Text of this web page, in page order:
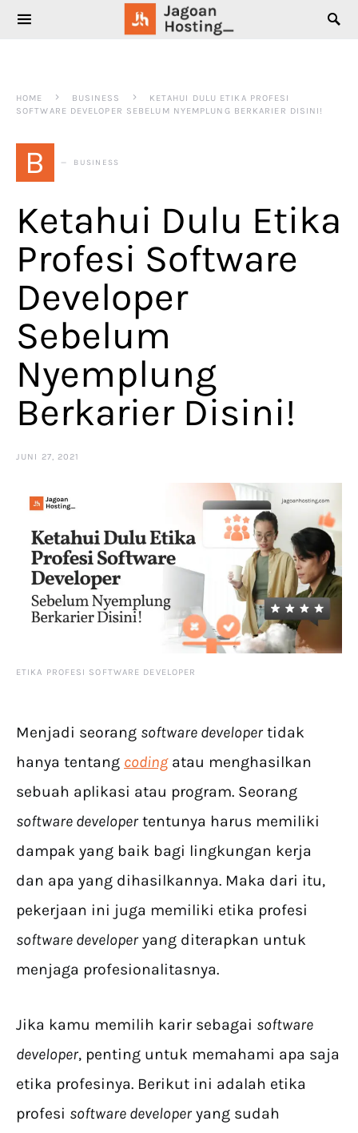
SEARCH FOR:
HOME BUSINESS
KETAHUI DULU ETIKA PROFESI
SOFTWARE DEVELOPER SEBELUM NYEMPLUNG BERKARIER DISINI!
B BUSINESS
Ketahui Dulu Etika
Profesi Software
Developer
Sebelum
Nyemplung
Berkarier Disini!
JUNI 27, 2021
ETIKA PROFESI SOFTWARE DEVELOPER
Menjadi seorang software developer tidak
hanya tentang codingatau menghasilkan
sebuah aplikasi atau program. Seorang
software developer tentunya harus memiliki
dampak yang baik bagi lingkungan kerja
dan apa yang dihasilkannya. Maka dari itu,
pekerjaan ini juga memiliki etika profesi
software developer yang diterapkan untuk
menjaga profesionalitasnya.
Jika kamu memilih karir sebagai software
developer, penting untuk memahami apa saja
etika profesinya. Berikut ini adalah etika
profesi software developer yang sudah